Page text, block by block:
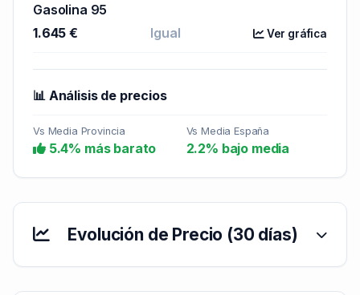
Gasolina 95
1.645 €
Igual Ver gráfica
📊 Análisis de precios
Vs Media Provincia
5.4% más barato
Vs Media España
2.2% bajo media
Evolución de Precio (30 días)